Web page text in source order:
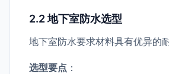
2.2 地下室防水选型
地下室防水要求材料具有优异的
选型要点 ：